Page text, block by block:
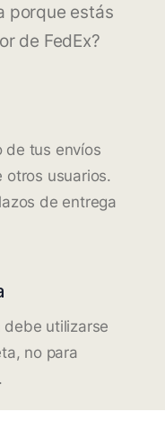
porque estás
de FedEx?
de tus envíos
otros usuarios.
de entrega
debe utilizarse
no para